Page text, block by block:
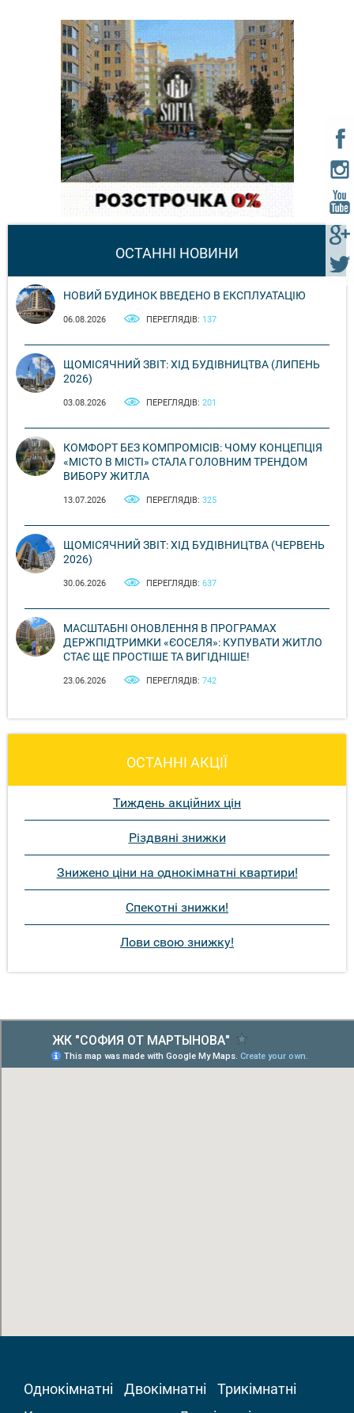
ОСТАННІ НОВИНИ
НОВИЙ БУДИНОК ВВЕДЕНО В ЕКСПЛУАТАЦІЮ
06.08.2026 ПЕРЕГЛЯДІВ: 137
ЩОМІСЯЧНИЙ ЗВІТ: ХІД БУДІВНИЦТВА (ЛИПЕНЬ
2026)
03.08.2026 ПЕРЕГЛЯДІВ: 201
КОМФОРТ БЕЗ КОМПРОМІСІВ: ЧОМУ КОНЦЕПЦІЯ
«МІСТО В МІСТІ» СТАЛА ГОЛОВНИМ ТРЕНДОМ
ВИБОРУ ЖИТЛА
13.07.2026 ПЕРЕГЛЯДІВ: 325
ЩОМІСЯЧНИЙ ЗВІТ: ХІД БУДІВНИЦТВА (ЧЕРВЕНЬ
2026)
30.06.2026 ПЕРЕГЛЯДІВ: 637
МАСШТАБНІ ОНОВЛЕННЯ В ПРОГРАМАХ
ДЕРЖПІДТРИМКИ «ЄОСЕЛЯ»: КУПУВАТИ ЖИТЛО
СТАЄ ЩЕ ПРОСТІШЕ ТА ВИГІДНІШЕ!
23.06.2026 ПЕРЕГЛЯДІВ: 742
ОСТАННІ АКЦІЇ
Тиждень акційних цін
Різдвяні знижки
Знижено ціни на однокімнатні квартири!
Спекотні знижки!
Лови свою знижку!
Однокімнатні Двокімнатні
Трикімнатні